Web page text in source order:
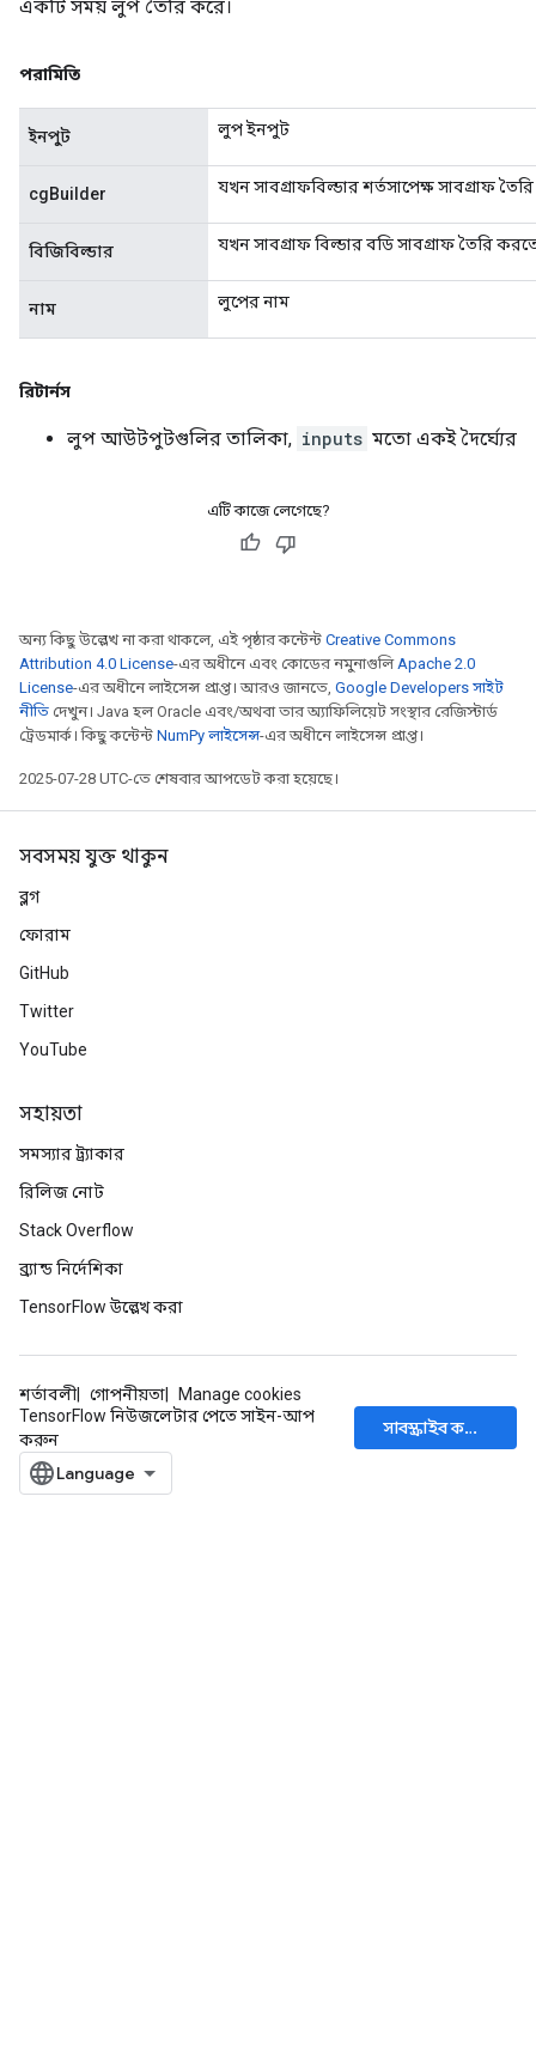
একটি সময় লুপ তৈরি করে।
পরামিতি
ইনপুট লুপ ইনপুট
cgBuilder যখন সাবগ্রাফবিল্ডার শর্তসাপেক্ষ সাবগ্রাফ
বিজিবিল্ডার যখন সাবগ্রাফ বিল্ডার বডি সাবগ্রাফ তৈরি
নাম লুপের নাম
রিটার্নস
লুপ আউটপুটগুলির তালিকা, inputs মতো একই দৈর্ঘ্যের
এটি কাজে লেগেছে?
অন্য কিছু উল্লেখ না করা থাকলে, এই পৃষ্ঠার কন্টেন্ট Creative Commons
Attribution 4.0 License-এর অধীনে এবং কোডের নমুনাগুলিApache 2.0
License-এর অধীনে লাইসেন্স প্রাপ্ত। আরও জানতে, Google Developers সাইট
নীতি দেখুন। Java হল Oracle এবং/অথবা তার অ্যাফিলিয়েট সংস্থার রেজিস্টার্ড
ট্রেডমার্ক। কিছু কন্টেন্ট NumPy লাইসেন্স-এর অধীনে লাইসেন্স প্রাপ্ত।
2025-07-28 UTC-তে শেষবার আপডেট করা হয়েছে।
সবসময় যুক্ত থাকুন
ব্লগ
ফোরাম
GitHub
Twitter
YouTube
সহায়তা
সমস্যার ট্র্যাকার
রিলিজ নোট
Stack Overflow
ব্র্যান্ড নির্দেশিকা
TensorFlow উল্লেখ করা
শর্তাবলী গোপনীয়তা
Manage cookies
TensorFlow নিউজলেটার পেতে সাইন-আপ
করুন
সাবস্ক্রাইব করুন